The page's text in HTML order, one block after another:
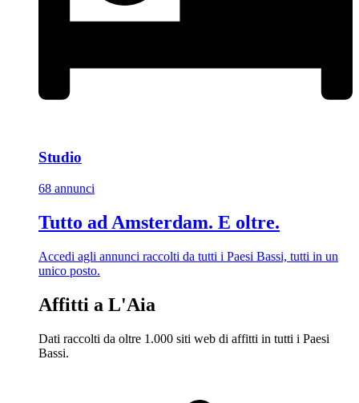
Studio
68 annunci
Tutto ad Amsterdam. E oltre.
Accedi agli annunci raccolti da tutti i Paesi Bassi, tutti in un
unico posto.
Affitti a L'Aia
Dati raccolti da oltre 1.000 siti web di affitti in tutti i Paesi
Bassi.